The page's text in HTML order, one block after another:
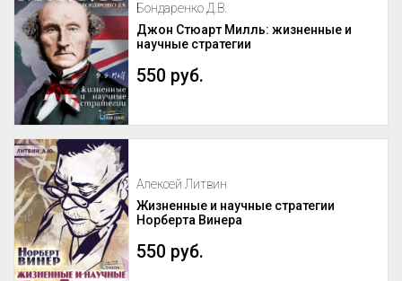
Бондаренко Д.В.
Джон Стюарт Милль: жизненные и
научные стратегии
550 руб.
Алексей Литвин
Жизненные и научные стратегии
Норберта Винера
550 руб.